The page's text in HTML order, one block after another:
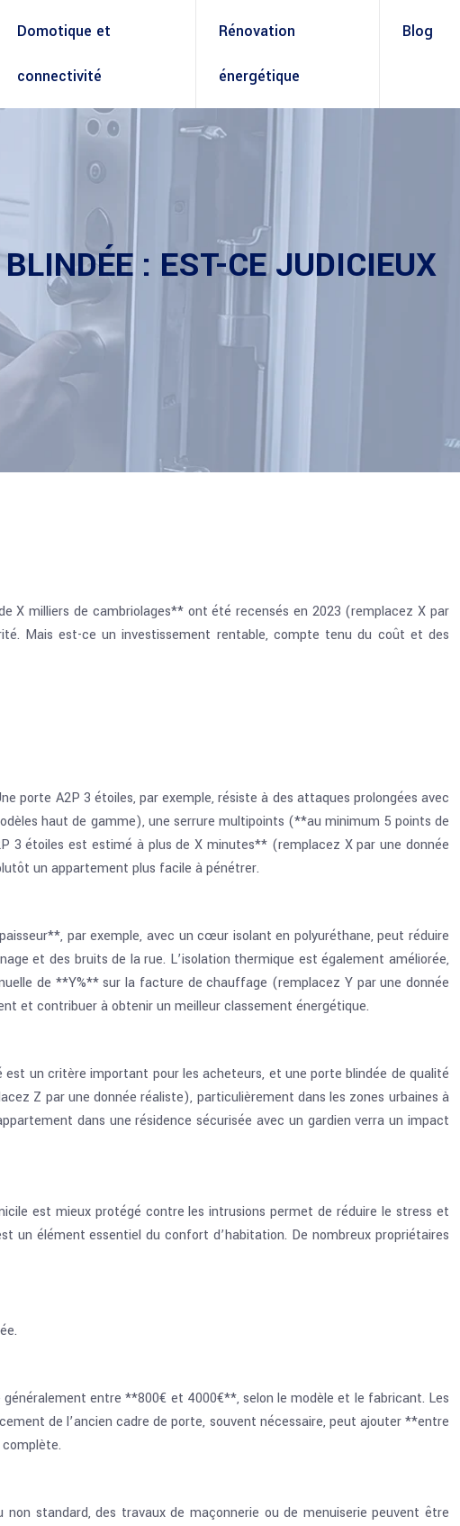
Domotique et
connectivité
Rénovation
énergétique
Blog
: EST-CE JUDICIEUX
X milliers de cambriolages** ont été recensés en 2023 (remplacez X par
Mais est-ce un investissement rentable, compte tenu du coût et des
A2P 3 étoiles, par exemple, résiste à des attaques prolongées avec
haut de gamme), une serrure multipoints (**au minimum 5 points de
étoiles est estimé à plus de X minutes** (remplacez X par une donnée
un appartement plus facile à pénétrer.
par exemple, avec un cœur isolant en polyuréthane, peut réduire
et des bruits de la rue. L’isolation thermique est également améliorée,
de **Y%** sur la facture de chauffage (remplacez Y par une donnée
et contribuer à obtenir un meilleur classement énergétique.
un critère important pour les acheteurs, et une porte blindée de qualité
Z par une donnée réaliste), particulièrement dans les zones urbaines à
dans une résidence sécurisée avec un gardien verra un impact
est mieux protégé contre les intrusions permet de réduire le stress et
un élément essentiel du confort d’habitation. De nombreux propriétaires
entre **800€ et 4000€**, selon le modèle et le fabricant. Les
de l’ancien cadre de porte, souvent nécessaire, peut ajouter **entre
standard, des travaux de maçonnerie ou de menuiserie peuvent être